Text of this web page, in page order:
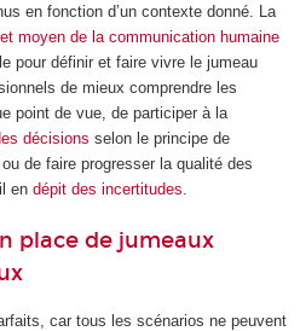
en fonction d’un contexte donné. La
moyen de la communication humaine
pour définir et faire vivre le jumeau
de mieux comprendre les
point de vue, de participer à la
décisions selon le principe de
de faire progresser la qualité des
en dépit des incertitudes
place de jumeaux
car tous les scénarios ne peuvent